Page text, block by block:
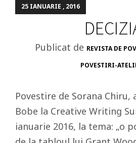
25 IANUARIE , 2016
Publicat de REVISTA DE
POVESTIRI-
Povestire de Sorana Chiru,
Bobe la Creative Writing
ianuarie 2016, la tema: „o